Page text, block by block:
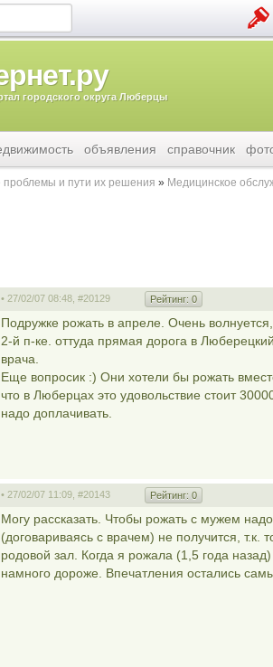
городского округа Люберцы
объявления справочник
проблемы и пути их решения Медицинское
• 27/02/07 08:48, #20129 Рейтинг: 0
Подружке рожать в апреле. Очень
2-й п-ке. оттуда прямая дорога в
врача.
Еще вопросик :) Они хотели бы рожать
что в Люберцах это удовольствие стоит
надо доплачивать.
• 27/02/07 11:09, #20143 Рейтинг: 0
Могу рассказать. Чтобы рожать с мужем
(договариваясь с врачем) не получится, т.к.
родовой зал. Когда я рожала (1,5 года
намного дороже. Впечатления остались